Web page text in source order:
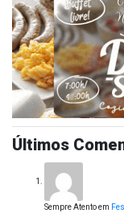
Últimos
Sempre Atentoem